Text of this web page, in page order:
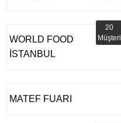
WORLD FOOD
İSTANBUL
20
Müşteri
MATEF FUARI